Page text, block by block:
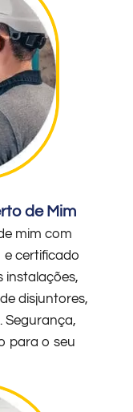
de Mim
mim com
certificado
instalações,
disjuntores,
Segurança,
para o seu